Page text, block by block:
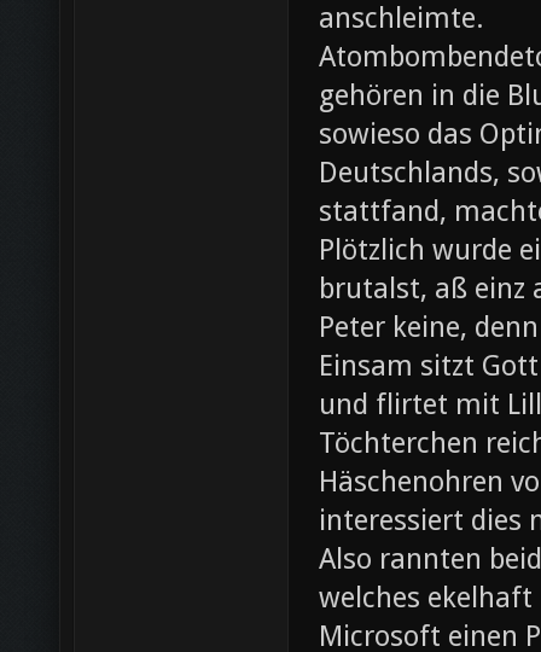
anschleimte.
gehören in die
sowieso das
Deutschlands,
stattfand,
Plötzlich wurde
brutalst, aß einz
Peter keine,
Einsam sitzt
und flirtet mit
Töchterchen
Häschenohren
interessiert dies
Also rannten
welches
Microsoft einen